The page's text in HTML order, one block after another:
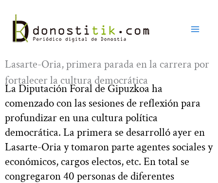
contenido
Lasarte-Oria, primera parada en la carrera por
fortalecer la cultura democrática
La Diputación Foral de Gipuzkoa ha
comenzado con las sesiones de reflexión para
profundizar en una cultura política
democrática. La primera se desarrolló ayer en
Lasarte-Oria y tomaron parte agentes sociales y
económicos, cargos electos, etc. En total se
congregaron 40 personas de diferentes